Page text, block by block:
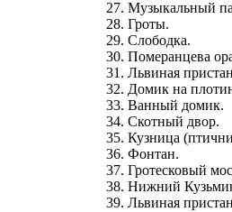
27. Музыкальный
28. Гроты.
29. Слободка.
30. Померанцева
31. Львиная
32. Домик на
33. Ванный домик.
34. Скотный двор.
35. Кузница
36. Фонтан.
37. Гротесковый
38. Нижний
39. Львиная